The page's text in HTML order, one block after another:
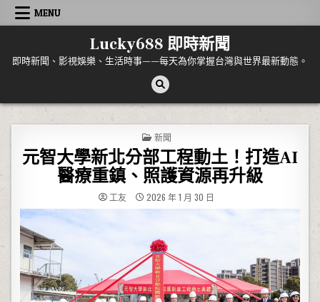
Skip to content
MENU
Lucky688 即時新聞
即時新聞、影視娛樂、生活時事——每天為你掌握台灣與世界最新動態。
POSTED IN
新聞
元智大學新北分部工程動土！打造AI
醫療重鎮、照護資源再升級
工友 2026 年 1 月 30 日